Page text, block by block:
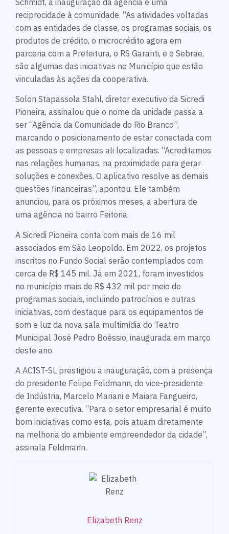
Schmidt, a inauguração da agência é uma
reciprocidade à comunidade. “As atividades voltadas
com as entidades de classe, os programas sociais, os
produtos de crédito, o microcrédito agora em
parceria com a Prefeitura, o RS Garanti, e o Sebrae,
são algumas das iniciativas no Município que estão
vinculadas às ações da cooperativa.
Solon Stapassola Stahl, diretor executivo da Sicredi
Pioneira, assinalou que o nome da unidade passa a
ser “Agência da Comunidade do Rio Branco”,
marcando o posicionamento de estar conectada com
as pessoas e empresas ali localizadas. “Acreditamos
nas relações humanas, na proximidade para gerar
soluções e conexões. O aplicativo resolve as demais
questões financeiras”, apontou. Ele também
anunciou, para os próximos meses, a abertura de
uma agência no bairro Feitoria.
A Sicredi Pioneira conta com mais de 16 mil
associados em São Leopoldo. Em 2022, os projetos
inscritos no Fundo Social serão contemplados com
cerca de R$ 145 mil. Já em 2021, foram investidos
no município mais de R$ 432 mil por meio de
programas sociais, incluindo patrocínios e outras
iniciativas, com destaque para os equipamentos de
som e luz da nova sala multimídia do Teatro
Municipal José Pedro Boéssio, inaugurada em março
deste ano.
A ACIST-SL prestigiou a inauguração, com a presença
do presidente Felipe Feldmann, do vice-presidente
de Indústria, Marcelo Mariani e Maiara Fangueiro,
gerente executiva. “Para o setor empresarial é muito
bom iniciativas como esta, pois atuam diretamente
na melhoria do ambiente empreendedor da cidade”,
assinala Feldmann.
Elizabeth Renz